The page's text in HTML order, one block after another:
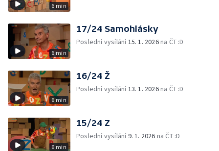
6 min
6 min
17/24 Samohlásky
Poslední vysílání15. 1. 2026na ČT :D
6 min
16/24 Ž
Poslední vysílání13. 1. 2026na ČT :D
6 min
15/24 Z
Poslední vysílání9. 1. 2026 na ČT :D